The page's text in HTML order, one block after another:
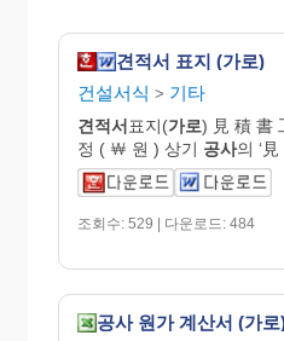
견적서 표지 (가로)
건설서식 > 기타
견적서표지(가로) 見 積 書
정 ( ￦ 원 ) 상기 공사의 ‘
조회수: 529 | 다운로드: 484
공사 원가 계산서 (가로